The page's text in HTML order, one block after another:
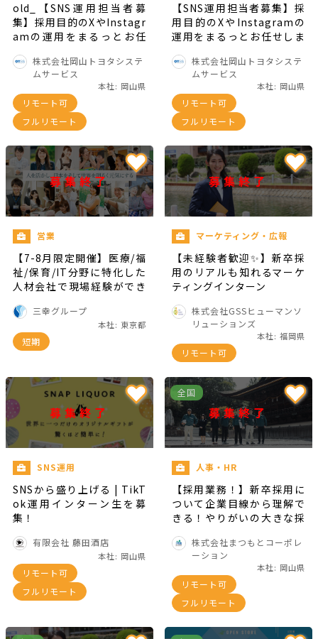
old_【SNS運用担当者募
集】採用目的のXやInstagr
amの運用をまるっとお任
株式会社岡山トヨタシステ
ムサービス
本社: 岡山県
リモート可
フルリモート
【SNS運用担当者募集】採
用目的のXやInstagramの
運用をまるっとお任せしま
株式会社岡山トヨタシステ
ムサービス
本社: 岡山県
リモート可
フルリモート
募集終了
営業
【7-8月限定開催】医療/福
祉/保育/IT分野に特化した
人材会社で現場経験ができ
（交通費全額支給/週2日～
1日4時間～OK!）！！※25
卒対象・応募書類提出〆切
三幸グループ
本社: 東京都
短期
募集終了
マーケティング・広報
【未経験者歓迎✨】新卒採
用のリアルも知れるマーケ
ティングインターン
株式会社GSSヒューマンソ
リューションズ
本社: 福岡県
リモート可
募集終了
SNS運用
SNSから盛り上げる | TikT
ok運用インターン生を募
集！
有限会社 藤田酒店
本社: 岡山県
リモート可
フルリモート
全国
募集終了
人事・HR
【採用業務！】新卒採用に
ついて企業目線から理解で
きる！やりがいの大きな採
株式会社まつもとコーポレ
ーション
本社: 岡山県
リモート可
フルリモート